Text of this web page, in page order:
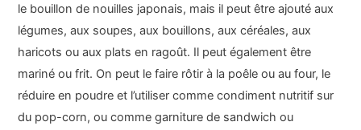
le bouillon de nouilles japonais, mais il peut être ajouté aux
légumes, aux soupes, aux bouillons, aux céréales, aux
haricots ou aux plats en ragoût. Il peut également être
mariné ou frit. On peut le faire rôtir à la poêle ou au four, le
réduire en poudre et l’utiliser comme condiment nutritif sur
du pop-corn, ou comme garniture de sandwich ou